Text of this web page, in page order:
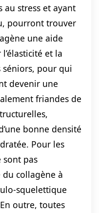
au stress et ayant
pourront trouver
une aide
et la
pour qui
devenir une
friandes de
bonne densité
Pour les
sont pas
collagène à
squelettique
outre, toutes